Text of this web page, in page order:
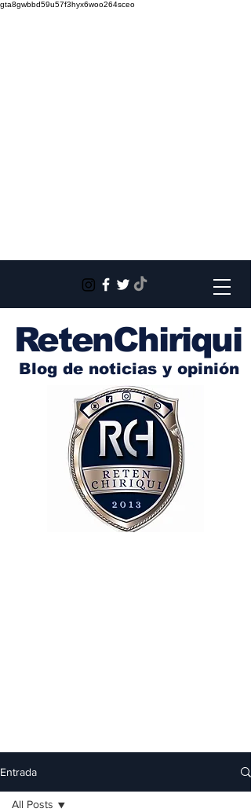
gta8gwbbd59u57f3hyx6woo264sceo
RetenChiriqui
Blog de noticias y opinión
Entrada
All Posts